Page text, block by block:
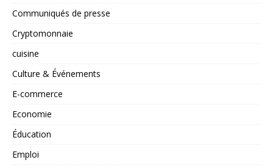
Communiqués de presse
Cryptomonnaie
cuisine
Culture & Événements
E-commerce
Economie
Éducation
Emploi